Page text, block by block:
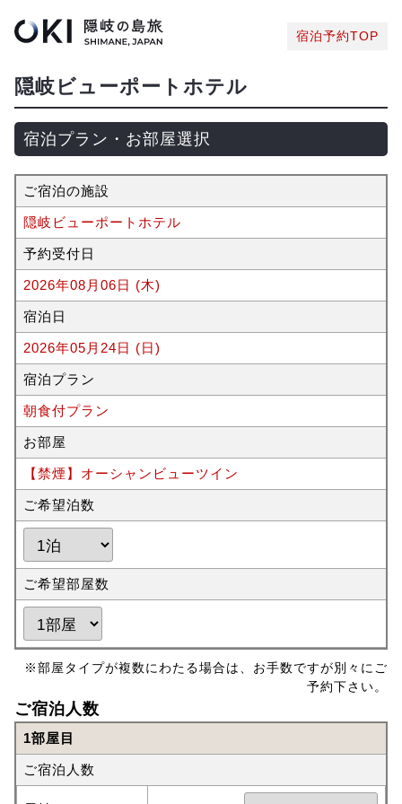
宿泊予約TOP
隠岐ビューポートホテル
宿泊プラン・お部屋選択
ご宿泊の施設
隠岐ビューポートホテル
予約受付日
2026年08月06日 (木)
宿泊日
2026年05月24日 (日)
宿泊プラン
朝食付プラン
お部屋
【禁煙】オーシャンビューツイン
ご希望泊数
ご希望部屋数
※部屋タイプが複数にわたる場合は、お手数ですが別々にご
予約下さい。
ご宿泊人数
1部屋目
ご宿泊人数